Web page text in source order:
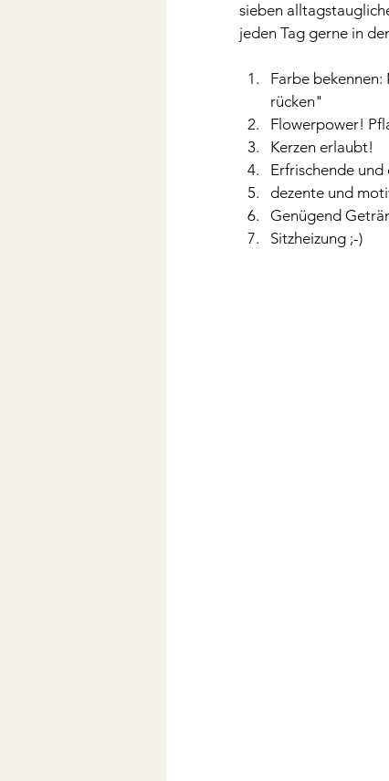
sieben
jeden Tag gerne in
Farbe
rücken"
Flowerpower!
Kerzen erlaubt!
Erfrischende
dezente und
Genügend
Sitzheizung ;-)